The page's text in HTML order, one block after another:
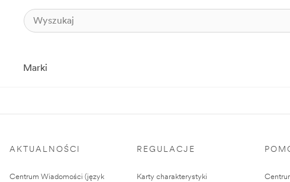
Marki
AKTUALNOŚCI
Centrum Wiadomości (język
REGULACJE
Karty charakterystyki